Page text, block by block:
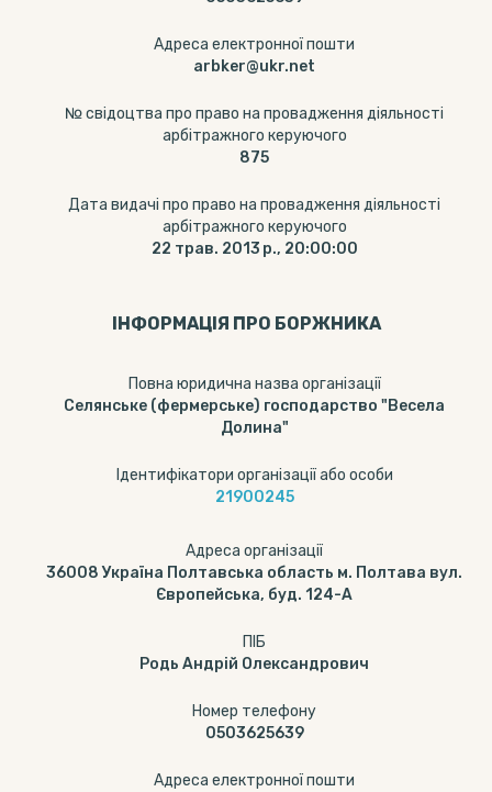
Адреса електронної пошти
arbker@ukr.net
№ свідоцтва про право на провадження діяльності
арбітражного керуючого
875
Дата видачі про право на провадження діяльності
арбітражного керуючого
22 трав. 2013 р., 20:00:00
ІНФОРМАЦІЯ ПРО БОРЖНИКА
Повна юридична назва організації
Селянське (фермерське) господарство "Весела
Долина"
Ідентифікатори організації або особи
21900245
Адреса організації
36008 Україна Полтавська область м. Полтава вул.
Європейська, буд. 124-А
ПІБ
Родь Андрій Олександрович
Номер телефону
0503625639
Адреса електронної пошти